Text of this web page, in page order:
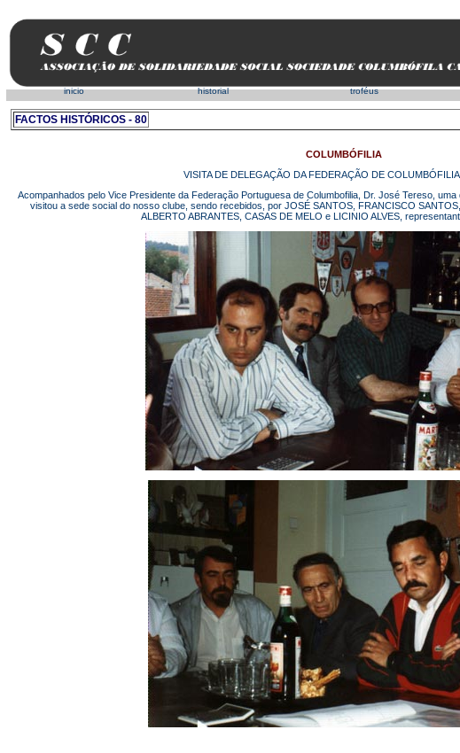
inicio historial troféus
FACTOS HISTÓRICOS - 80
COLUMBÓFILIA
VISITA DE DELEGAÇÃO DA FEDERAÇÃO DE
Acompanhados pelo Vice Presidente da Federação Portuguesa de Columbofilia, Dr. José Tereso,
visitou a sede social do nosso clube, sendo recebidos, por JOSÉ SANTOS, FRANCISCO
ALBERTO ABRANTES, CASAS DE MELO e LICINIO ALVES,